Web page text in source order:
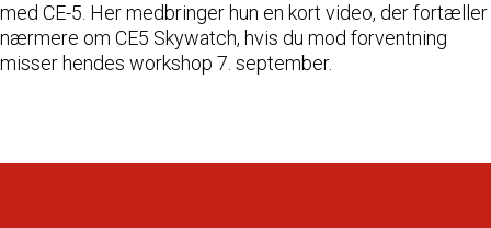
med CE-5. Her medbringer hun en kort video, der fortæller
nærmere om CE5 Skywatch, hvis du mod forventning
misser hendes workshop 7. september.